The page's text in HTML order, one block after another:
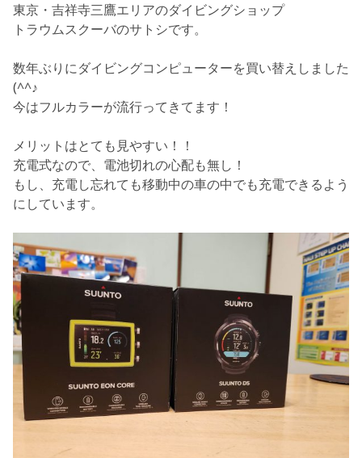
東京・吉祥寺三鷹エリアのダイビングショップ
トラウムスクーバのサトシです。
数年ぶりにダイビングコンピューターを買い替えしました
(^^♪
今はフルカラーが流行ってきてます！
メリットはとても見やすい！！
充電式なので、電池切れの心配も無し！
もし、充電し忘れても移動中の車の中でも充電できるよう
にしています。